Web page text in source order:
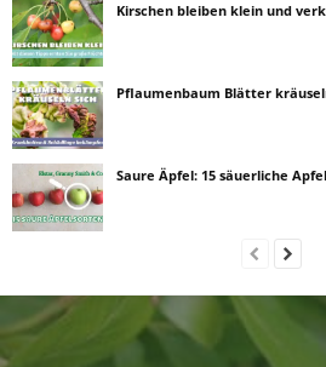
Kirschen bleiben klein und
Pflaumenbaum Blätter
Saure Äpfel: 15 säuerliche